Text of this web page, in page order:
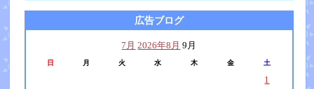
広告ブログ
7月 2026年8月 9月
日 月 火 水 木 金 土
1